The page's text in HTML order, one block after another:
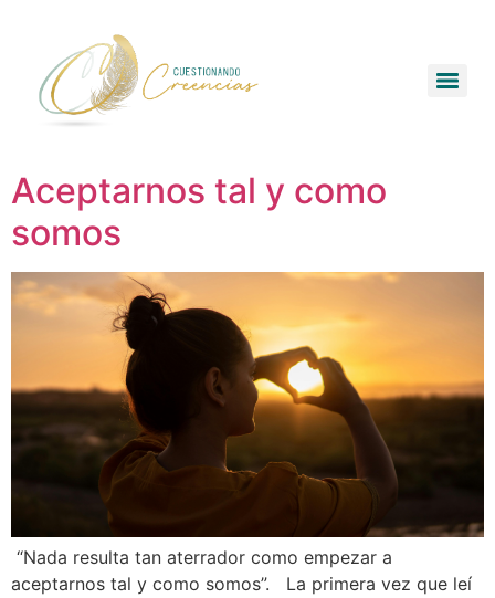
Aceptarnos tal y como
somos
“Nada resulta tan aterrador como empezar a
aceptarnos tal y como somos”. La primera vez que leí